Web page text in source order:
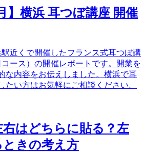
】横浜 耳つぼ講座 開催
駅近くで開催したフランス式耳つぼ講
ース）の開催レポートです。開業を
な内容をお伝えしました。横浜で耳
たい方はお気軽にご相談ください。
はどちらに貼る？左
きの考え方